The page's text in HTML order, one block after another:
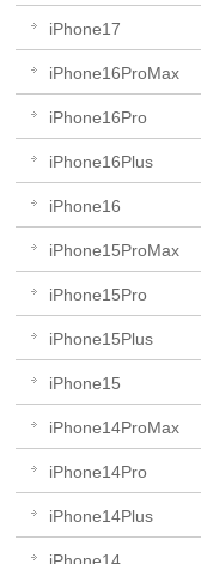
iPhone17
iPhone16ProMax
iPhone16Pro
iPhone16Plus
iPhone16
iPhone15ProMax
iPhone15Pro
iPhone15Plus
iPhone15
iPhone14ProMax
iPhone14Pro
iPhone14Plus
iPhone14